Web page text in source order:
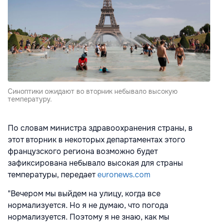
Синоптики ожидают во вторник небывало высокую
температуру.
По словам министра здравоохранения страны, в
этот вторник в некоторых департаментах этого
французского региона возможно будет
зафиксирована небывало высокая для страны
температуры, передаетeuronews.com
"Вечером мы выйдем на улицу, когда все
нормализуется. Но я не думаю, что погода
нормализуется. Поэтому я не знаю, как мы